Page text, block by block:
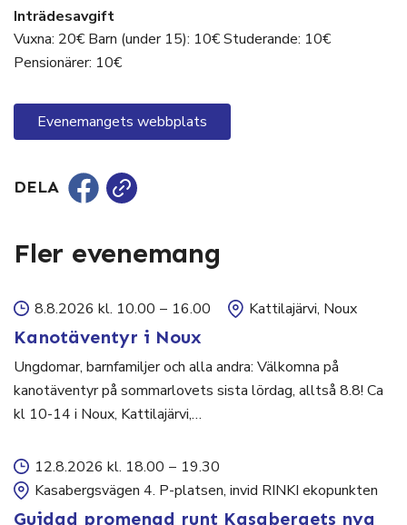
Inträdesavgift
Vuxna: 20€ Barn (under 15): 10€ Studerande: 10€
Pensionärer: 10€
Evenemangets webbplats
DELA
Fler evenemang
8.8.2026 kl. 10.00 – 16.00 Kattilajärvi, Noux
Kanotäventyr i Noux
Ungdomar, barnfamiljer och alla andra: Välkomna på
kanotäventyr på sommarlovets sista lördag, alltså 8.8! Ca
kl 10-14 i Noux, Kattilajärvi,…
12.8.2026 kl. 18.00 – 19.30
Kasabergsvägen 4. P-platsen, invid RINKI ekopunkten
Guidad promenad runt Kasabergets nya